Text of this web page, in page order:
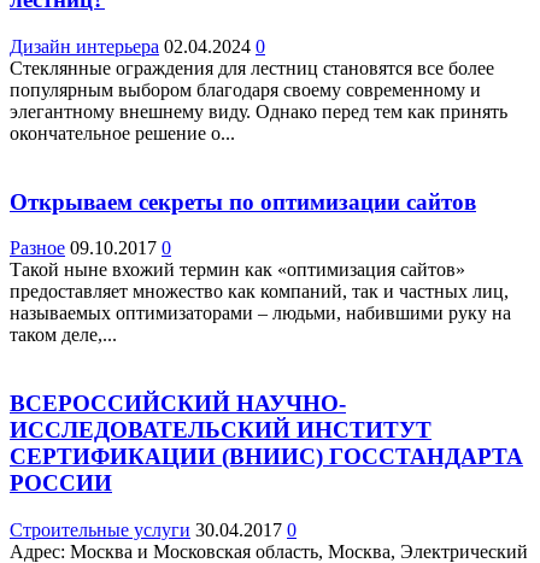
Дизайн интерьера 02.04.2024 0
Стеклянные ограждения для лестниц становятся все более
популярным выбором благодаря своему современному и
элегантному внешнему виду. Однако перед тем как принять
окончательное решение о...
Открываем секреты по оптимизации сайтов
Разное 09.10.2017 0
Такой ныне вхожий термин как «оптимизация сайтов»
предоставляет множество как компаний, так и частных лиц,
называемых оптимизаторами – людьми, набившими руку на
таком деле,...
ВСЕРОССИЙСКИЙ НАУЧНО-
ИССЛЕДОВАТЕЛЬСКИЙ ИНСТИТУТ
СЕРТИФИКАЦИИ (ВНИИС) ГОССТАНДАРТА
РОССИИ
Строительные услуги 30.04.2017 0
Адрес: Москва и Московская область, Москва, Электрический